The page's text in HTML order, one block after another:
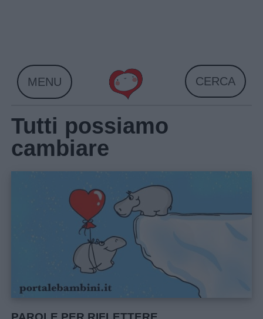
Home
MENU CERCA
Tutti possiamo
cambiare